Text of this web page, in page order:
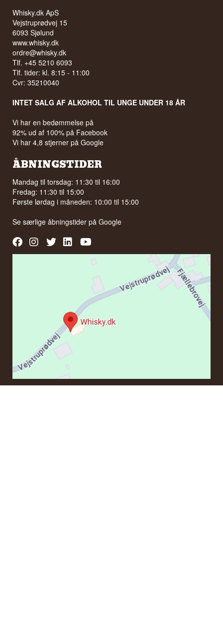
Whisky.dk ApS
Vejstruprødvej 15
6093 Sjølund
www.whisky.dk
ordre@whisky.dk
Tlf. +45 5210 6093
Tlf. tider: kl. 8:15 - 11:00
Cvr: 35210040
INTET SALG AF ALKOHOL TIL UNGE UNDER 18 ÅR
Vi har en bedømmelse på
92% ud af 100% på Facebook
Vi har 4,8 stjerner på Google
ÅBNINGSTIDER
Mandag til torsdag: 11:30 til 16:00
Fredag: 11:30 til 15:00
Første lørdag i måneden: 10:00 til 15:00
Se særlige åbningstider påGoogle